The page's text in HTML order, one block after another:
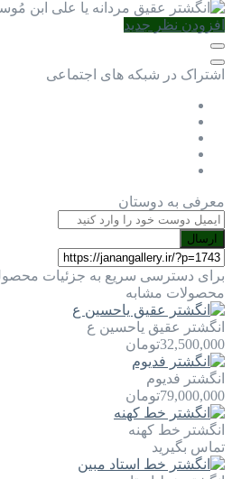
افزودن نظر جدید
اشتراک در شبکه های اجتماعی
معرفی به دوستان
ارسال
برای دسترسی سریع به جزئیات
محصولات مشابه
انگشتر عقیق یاحسین ع
32,500,000تومان
انگشتر فدیوم
79,000,000تومان
انگشتر خط کهنه
تماس بگیرید